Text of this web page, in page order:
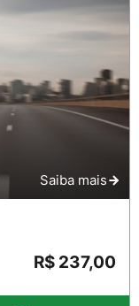
Saiba mais
R$ 237,00